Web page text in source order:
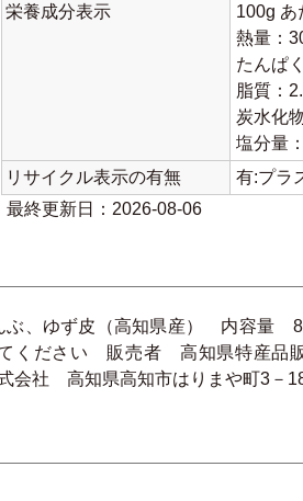
栄養成分表示
100g
熱量：
たんぱ
脂質：
炭水化
塩分量
リサイクル表示の有無
有:プラ
最終更新日：2026-08-06
ぶ、ゆず皮（高知県産） 内容
ください 販売者 高知県特産品
社 高知県高知市はりまや町3－